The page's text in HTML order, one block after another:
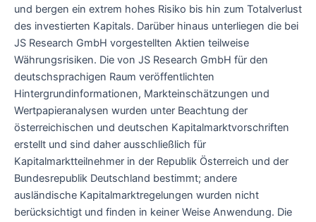
und bergen ein extrem hohes Risiko bis hin zum Totalverlust
des investierten Kapitals. Darüber hinaus unterliegen die bei
JS Research GmbH vorgestellten Aktien teilweise
Währungsrisiken. Die von JS Research GmbH für den
deutschsprachigen Raum veröffentlichten
Hintergrundinformationen, Markteinschätzungen und
Wertpapieranalysen wurden unter Beachtung der
österreichischen und deutschen Kapitalmarktvorschriften
erstellt und sind daher ausschließlich für
Kapitalmarktteilnehmer in der Republik Österreich und der
Bundesrepublik Deutschland bestimmt; andere
ausländische Kapitalmarktregelungen wurden nicht
berücksichtigt und finden in keiner Weise Anwendung. Die